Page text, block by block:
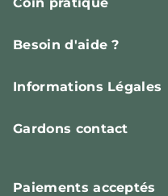
Besoin d'aide ?
Informations Légales
Gardons contact
Paiementsacceptés